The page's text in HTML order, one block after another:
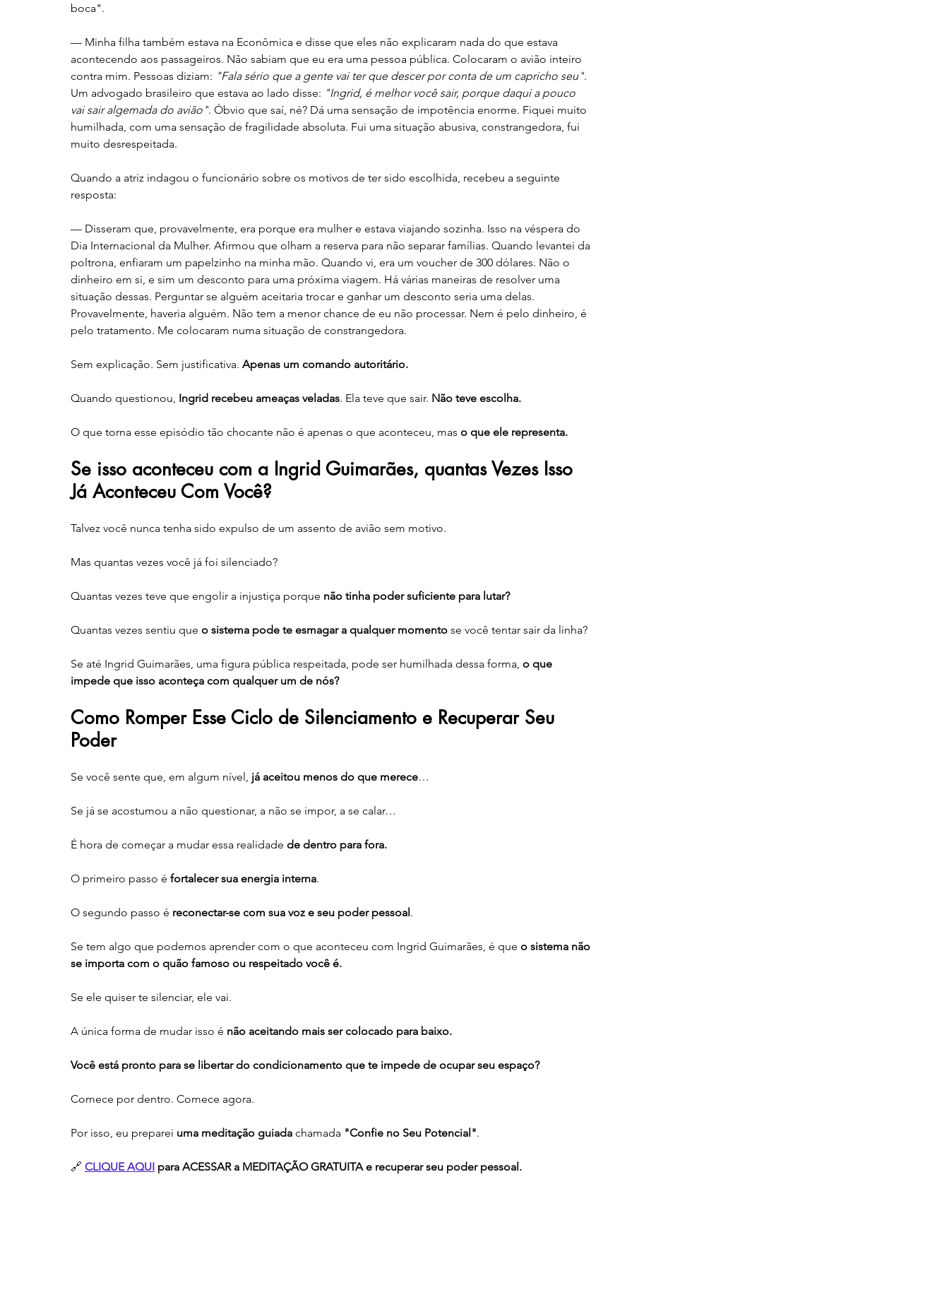
boca".
— Minha filha também estava na Econômica e disse que eles não explicaram nada do que estava
acontecendo aos passageiros. Não sabiam que eu era uma pessoa pública. Colocaram o avião inteiro
contra mim. Pessoas diziam: "Fala sério que a gente vai ter que descer por conta de um capricho seu".
Um advogado brasileiro que estava ao lado disse: "Ingrid, é melhor você sair, porque daqui a pouco
vai sair algemada do avião". Óbvio que saí, né? Dá uma sensação de impotência enorme. Fiquei muito
humilhada, com uma sensação de fragilidade absoluta. Fui uma situação abusiva, constrangedora, fui
muito desrespeitada.
Quando a atriz indagou o funcionário sobre os motivos de ter sido escolhida, recebeu a seguinte
resposta:
— Disseram que, provavelmente, era porque era mulher e estava viajando sozinha. Isso na véspera do
Dia Internacional da Mulher. Afirmou que olham a reserva para não separar famílias. Quando levantei da
poltrona, enfiaram um papelzinho na minha mão. Quando vi, era um voucher de 300 dólares. Não o
dinheiro em si, e sim um desconto para uma próxima viagem. Há várias maneiras de resolver uma
situação dessas. Perguntar se alguém aceitaria trocar e ganhar um desconto seria uma delas.
Provavelmente, haveria alguém. Não tem a menor chance de eu não processar. Nem é pelo dinheiro, é
pelo tratamento. Me colocaram numa situação de constrangedora.
Sem explicação. Sem justificativa. Apenas um comando autoritário.
Quando questionou, Ingrid recebeu ameaças veladas. Ela teve que sair. Não teve escolha.
O que torna esse episódio tão chocante não é apenas o que aconteceu, mas o que ele representa.
Se isso aconteceu com a Ingrid Guimarães, quantas Vezes Isso
Já Aconteceu Com Você?
Talvez você nunca tenha sido expulso de um assento de avião sem motivo.
Mas quantas vezes você já foi silenciado?
Quantas vezes teve que engolir a injustiça porque não tinha poder suficiente para lutar?
Quantas vezes sentiu que o sistema pode te esmagar a qualquer momento se você tentar sair da linha?
Se até Ingrid Guimarães, uma figura pública respeitada, pode ser humilhada dessa forma, o que
impede que isso aconteça com qualquer um de nós?
Como Romper Esse Ciclo de Silenciamento e Recuperar Seu
Poder
Se você sente que, em algum nível, já aceitou menos do que merece…
Se já se acostumou a não questionar, a não se impor, a se calar…
É hora de começar a mudar essa realidade de dentro para fora.
O primeiro passo é fortalecer sua energia interna.
O segundo passo é reconectar-se com sua voz e seu poder pessoal.
Se tem algo que podemos aprender com o que aconteceu com Ingrid Guimarães, é que o sistema não
se importa com o quão famoso ou respeitado você é.
Se ele quiser te silenciar, ele vai.
A única forma de mudar isso é não aceitando mais ser colocado para baixo.
Você está pronto para se libertar do condicionamento que te impede de ocupar seu espaço?
Comece por dentro. Comece agora.
Por isso, eu preparei uma meditação guiada chamada "Confie no Seu Potencial".
🔗 CLIQUE AQUI para ACESSAR a MEDITAÇÃO GRATUITA e recuperar seu poder pessoal.